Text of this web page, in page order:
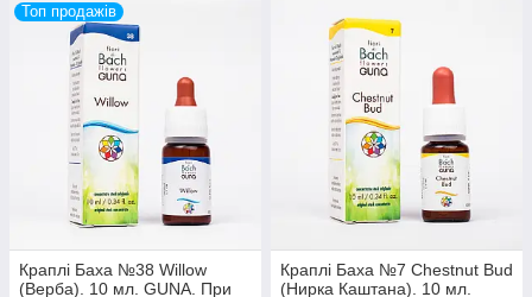
Топ продажів
Краплі Баха №38 Willow
(Верба). 10 мл. GUNA. При
Краплі Баха №7 Chestnut Bud
(Нирка Каштана). 10 мл.